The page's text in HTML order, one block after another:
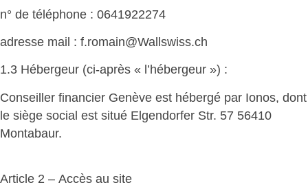
n° de téléphone : 0641922274
adresse mail : f.romain@Wallswiss.ch
1.3 Hébergeur (ci-après « l’hébergeur ») :
Conseiller financier Genève est hébergé par Ionos, dont
le siège social est situé Elgendorfer Str. 57 56410
Montabaur.
Article 2 – Accès au site